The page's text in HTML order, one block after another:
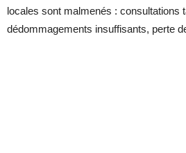
locales sont malmenés : consultations
dédommagements insuffisants, perte